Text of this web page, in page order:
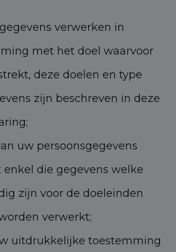
verwerken in
met het doel waarvoor
deze doelen en type
zijn beschreven in deze
uw persoonsgegevens
enkel die gegevens welke
zijn voor de doeleinden
verwerkt;
uitdrukkelijke toestemming